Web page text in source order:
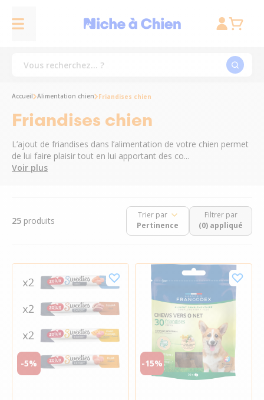
Accueil Alimentation chien Friandises chien
Friandises chien
L’ajout de friandises dans l’alimentation de votre chien permet
de lui faire plaisir tout en lui apportant des co...
Voir plus
25 produits
Trier par
Filtrer par
(0) appliqué
-5% -15%